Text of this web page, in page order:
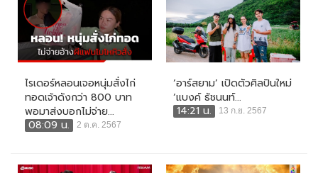
ไรเดอร์หลอนเจอหนุ่มสั่งไก่
ทอดเจ้าดังกว่า 800 บาท
พอมาส่งบอกไม่จ่าย...
08:09 น.
2 ต.ค. 2567
‘อาร์สยาม’ เปิดตัวศิลปินใหม่
‘แบงค์ ธัชนนท์...
14:21 น.
13 ก.ย. 2567